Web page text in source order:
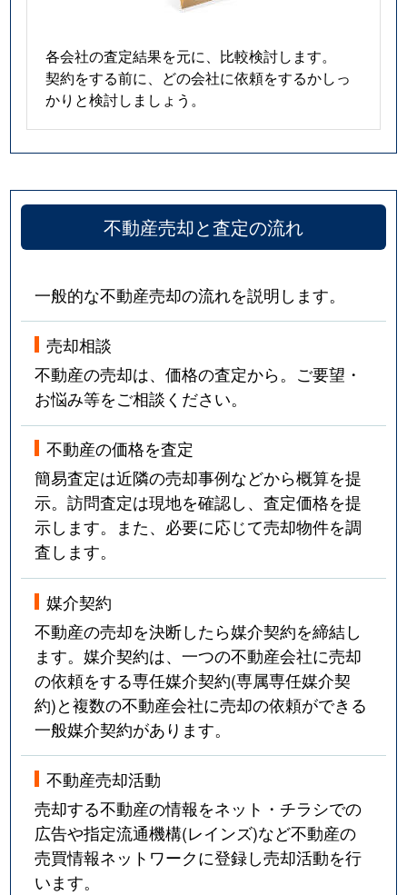
各会社の査定結果を元に、比較検討します。
契約をする前に、どの会社に依頼をするかしっ
かりと検討しましょう。
不動産売却と査定の流れ
一般的な不動産売却の流れを説明します。
売却相談
不動産の売却は、価格の査定から。ご要望・
お悩み等をご相談ください。
不動産の価格を査定
簡易査定は近隣の売却事例などから概算を提
示。訪問査定は現地を確認し、査定価格を提
示します。また、必要に応じて売却物件を調
査します。
媒介契約
不動産の売却を決断したら媒介契約を締結し
ます。媒介契約は、一つの不動産会社に売却
の依頼をする専任媒介契約(専属専任媒介契
約)と複数の不動産会社に売却の依頼ができる
一般媒介契約があります。
不動産売却活動
売却する不動産の情報をネット・チラシでの
広告や指定流通機構(レインズ)など不動産の
売買情報ネットワークに登録し売却活動を行
います。